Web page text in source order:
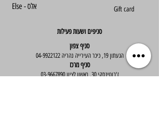
Else - אלס
Gift card
סניפים ושעות פעילות
סניף צפון
הגעתון 19, כיכר העירייה נהריה 04-9922122
סניף מרכז
ז'בוטינסקי 30, ראשון לציון 03-9667890